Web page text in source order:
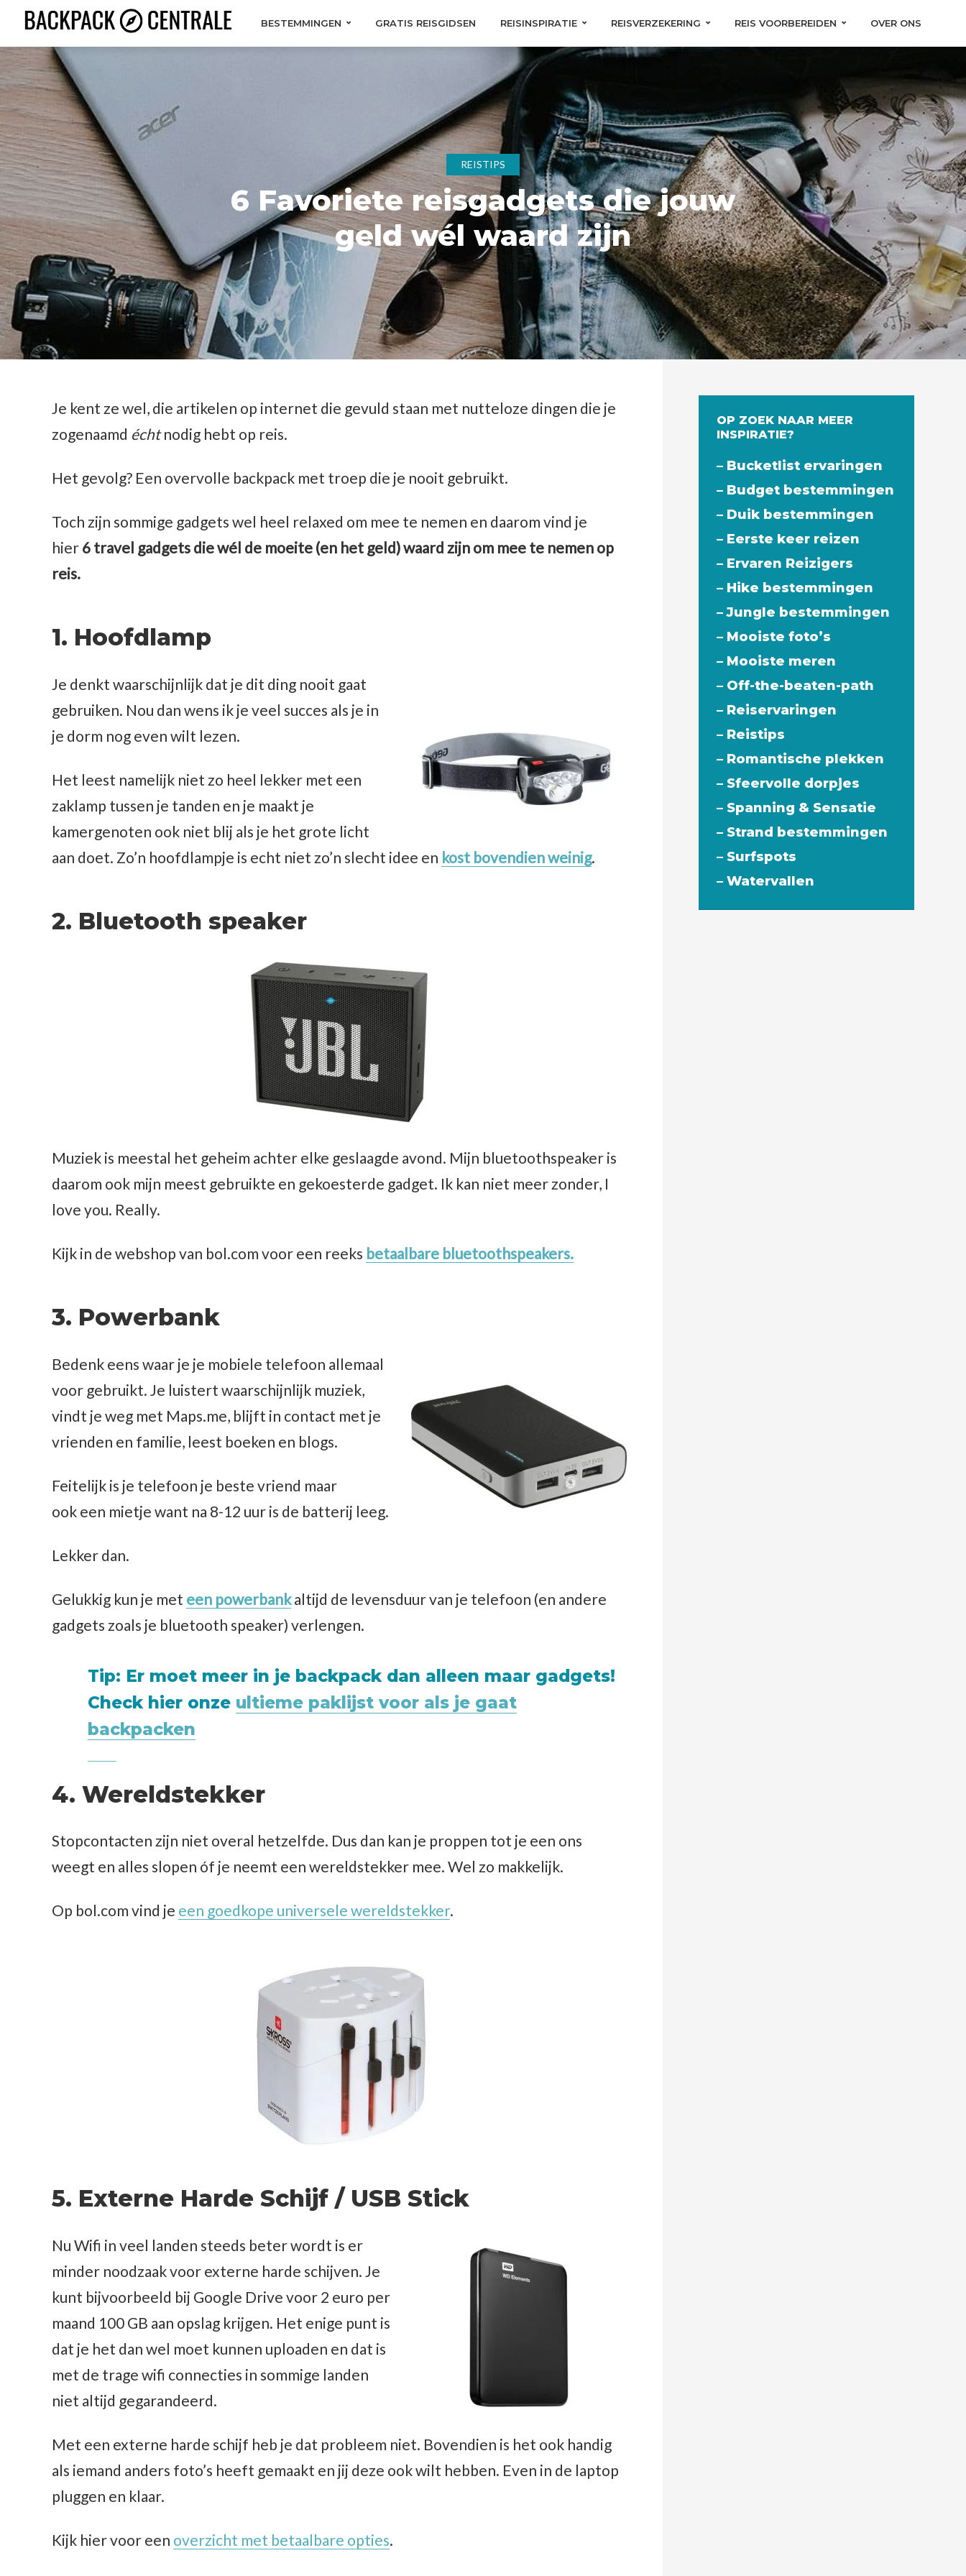
BESTEMMINGEN GRATIS REISGIDSEN REISINSPIRATIE REISVERZEKERING REIS VOORBEREIDEN OVER ONS
REISTIPS
6 Favoriete reisgadgets die jouw
geld wél waard zijn
Je kent ze wel, die artikelen op internet die gevuld staan met nutteloze dingen die je
zogenaamd échtnodig hebt op reis.
Het gevolg? Een overvolle backpack met troep die je nooit gebruikt.
Toch zijn sommige gadgets wel heel relaxed om mee te nemen en daarom vind je
hier 6 travel gadgets die wél de moeite (en het geld) waard zijn om mee te nemen op
reis.
1. Hoofdlamp
Je denkt waarschijnlijk dat je dit ding nooit gaat
gebruiken. Nou dan wens ik je veel succes als je in
je dorm nog even wilt lezen.
Het leest namelijk niet zo heel lekker met een
zaklamp tussen je tanden en je maakt je
kamergenoten ook niet blij als je het grote licht
aan doet. Zo’n hoofdlampje is echt niet zo’n slecht idee en kost bovendien weinig.
2. Bluetooth speaker
Muziek is meestal het geheim achter elke geslaagde avond. Mijn bluetoothspeaker is
daarom ook mijn meest gebruikte en gekoesterde gadget. Ik kan niet meer zonder, I
love you. Really.
Kijk in de webshop van bol.com voor een reeks betaalbare bluetoothspeakers.
3. Powerbank
Bedenk eens waar je je mobiele telefoon allemaal
voor gebruikt. Je luistert waarschijnlijk muziek,
vindt je weg met Maps.me, blijft in contact met je
vrienden en familie, leest boeken en blogs.
Feitelijk is je telefoon je beste vriend maar
ook een mietje want na 8-12 uur is de batterij leeg.
Lekker dan.
Gelukkig kun je met een powerbankaltijd de levensduur van je telefoon (en andere
gadgets zoals je bluetooth speaker) verlengen.
Tip: Er moet meer in je backpack dan alleen maar gadgets!
Check hier onze ultieme paklijst voor als je gaat
backpacken
4. Wereldstekker
Stopcontacten zijn niet overal hetzelfde. Dus dan kan je proppen tot je een ons
weegt en alles slopen óf je neemt een wereldstekker mee. Wel zo makkelijk.
Op bol.com vind je een goedkope universele wereldstekker.
5. Externe Harde Schijf / USB Stick
Nu Wifi in veel landen steeds beter wordt is er
minder noodzaak voor externe harde schijven. Je
kunt bijvoorbeeld bij Google Drive voor 2 euro per
maand 100 GB aan opslag krijgen. Het enige punt is
dat je het dan wel moet kunnen uploaden en dat is
met de trage wifi connecties in sommige landen
niet altijd gegarandeerd.
Met een externe harde schijf heb je dat probleem niet. Bovendien is het ook handig
als iemand anders foto’s heeft gemaakt en jij deze ook wilt hebben. Even in de laptop
pluggen en klaar.
Kijk hier voor een overzicht met betaalbare opties.
OP ZOEK NAAR MEER
INSPIRATIE?
– Bucketlist ervaringen
– Budget bestemmingen
– Duik bestemmingen
– Eerste keer reizen
– Ervaren Reizigers
– Hike bestemmingen
– Jungle bestemmingen
– Mooiste foto’s
– Mooiste meren
– Off-the-beaten-path
– Reiservaringen
– Reistips
– Romantische plekken
– Sfeervolle dorpjes
– Spanning & Sensatie
– Strand bestemmingen
– Surfspots
– Watervallen